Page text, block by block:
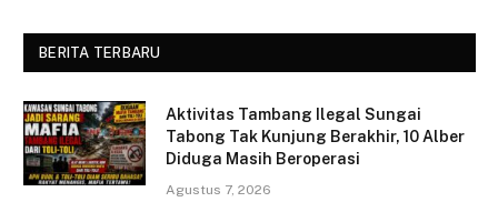
BERITA TERBARU
Aktivitas Tambang Ilegal Sungai
Tabong Tak Kunjung Berakhir, 10 Alber
Diduga Masih Beroperasi
Agustus 7, 2026